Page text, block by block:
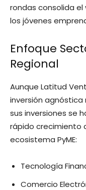
rondas consolida
los jóvenes
Enfoque
Regional
Aunque Latitud
inversión
sus inversiones se
rápido crecimiento
ecosistema PyME:
Tecnología
Comercio